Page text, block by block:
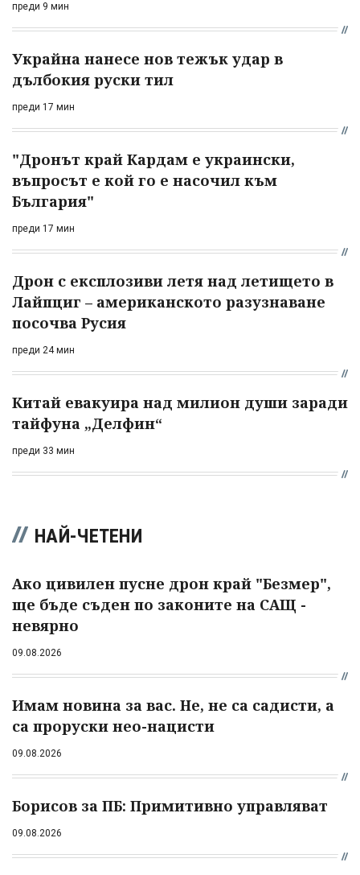
преди 9 мин
Украйна нанесе нов тежък удар в
дълбокия руски тил
преди 17 мин
"Дронът край Кардам е украински,
въпросът е кой го е насочил към
България"
преди 17 мин
Дрон с експлозиви летя над летището в
Лайпциг – американското разузнаване
посочва Русия
преди 24 мин
Китай евакуира над милион души заради
тайфуна „Делфин“
преди 33 мин
НАЙ-ЧЕТЕНИ
Ако цивилен пусне дрон край "Безмер",
ще бъде съден по законите на САЩ -
невярно
09.08.2026
Имам новина за вас. Не, не са садисти, а
са проруски нео-нацисти
09.08.2026
Борисов за ПБ: Примитивно управляват
09.08.2026